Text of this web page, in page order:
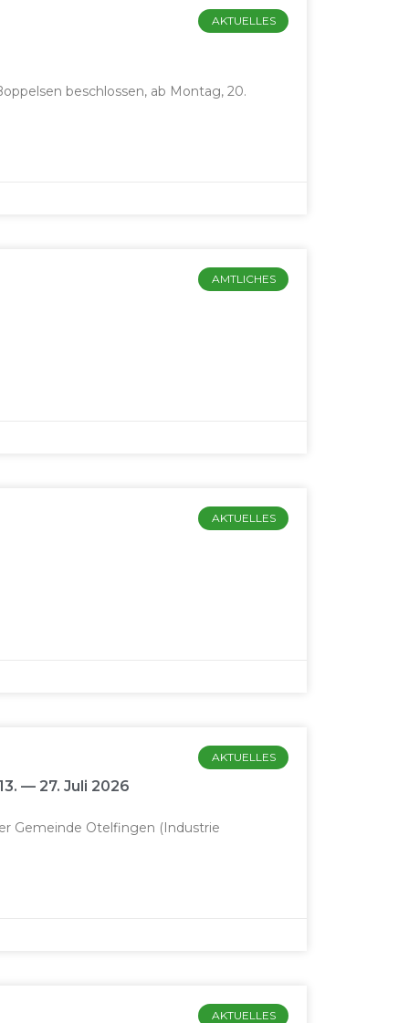
AKTUELLES
beschlossen, ab Montag, 20.
AMTLICHES
AKTUELLES
AKTUELLES
— 27. Juli 2026
Gemeinde Otelfin­gen (Indus­trie
AKTUELLES